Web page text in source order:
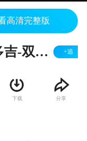
高清完整版
向着太阳歌唱 （泽旺多吉-双轨） +追
下载 分享